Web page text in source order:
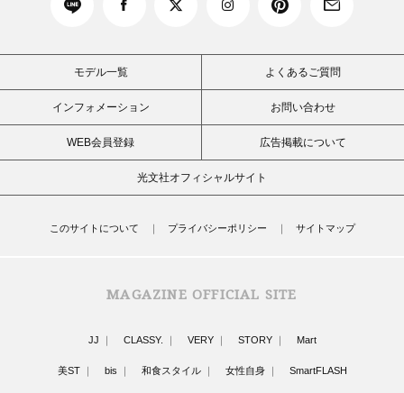
モデル一覧 よくあるご質問
インフォメーション お問い合わせ
WEB会員登録 広告掲載について
光文社オフィシャルサイト
このサイトについて プライバシーポリシー サイトマップ
MAGAZINE OFFICIAL SITE
JJ CLASSY. VERY STORY Mart
美ST bis 和食スタイル 女性自身 SmartFLASH